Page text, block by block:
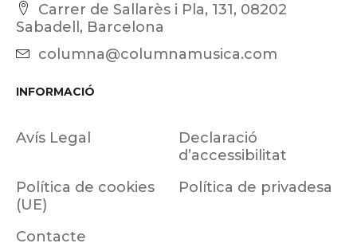
Carrer de Sallarès i Pla, 131, 08202
Sabadell, Barcelona
columna@columnamusica.com
INFORMACIÓ
Avís Legal
Declaració
d’accessibilitat
Política de cookies
(UE)
Política de privadesa
Contacte